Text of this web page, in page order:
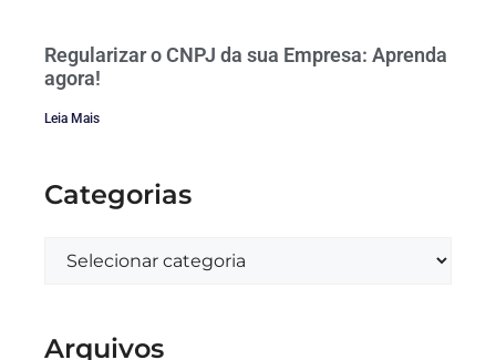
Regularizar o CNPJ da sua Empresa: Aprenda
agora!
Leia Mais
Categorias
Arquivos